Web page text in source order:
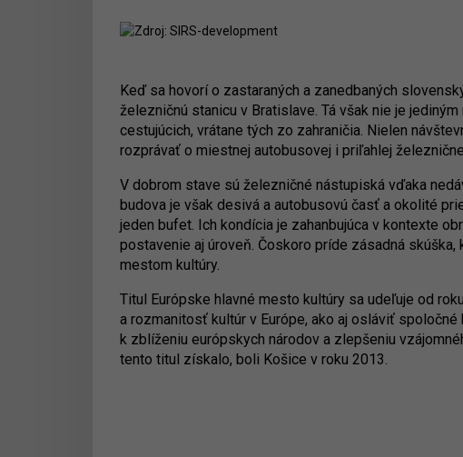
Keď sa hovorí o zastaraných a zanedbaných
železničnú stanicu v Bratislave. Tá však nie je
cestujúcich, vrátane tých zo zahraničia. Nielen
rozprávať o miestnej autobusovej i priľahlej
V dobrom stave sú železničné nástupiská vďaka
budova je však desivá a autobusovú časť a okolité
jeden bufet. Ich kondícia je zahanbujúca v kontexte
postavenie aj úroveň. Čoskoro príde zásadná
mestom kultúry.
Titul Európske hlavné mesto kultúry sa udeľuje od
a rozmanitosť kultúr v Európe, ako aj osláviť
k zblíženiu európskych národov a zlepšeniu
tento titul získalo, boli Košice v roku 2013.